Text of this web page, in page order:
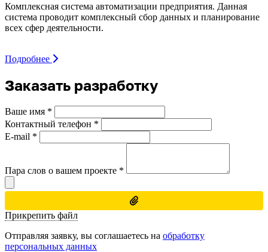
Комплексная система автоматизации предприятия. Данная
система проводит комплексный сбор данных и планирование
всех сфер деятельности.
Подробнее
Заказать разработку
Ваше имя *
Контактный телефон *
E-mail *
Пара слов о вашем проекте *
Прикрепить файл
Отправляя заявку, вы соглашаетесь на обработку
персональных данных